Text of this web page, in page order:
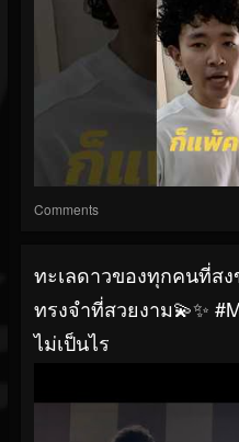
Comments
ทะเลดาวของทุกคนที่ส
ทรงจำที่สวยงาม💫✨
ไม่เป็นไร